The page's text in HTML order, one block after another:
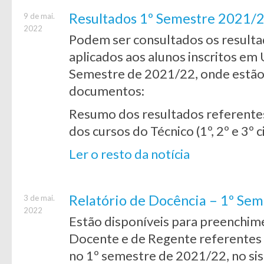
9 de mai.
2022
Resultados 1º Semestre 2021/
Podem ser consultados os
aplicados aos alunos inscritos
Semestre de 2021/22, onde
documentos:
Resumo dos resultados
dos cursos do Técnico (1º, 2º e 3º
Ler o resto da notícia
3 de mai.
2022
Relatório de Docência – 1º
Estão disponíveis para
Docente e de Regente
no 1º semestre de 2021/22, no